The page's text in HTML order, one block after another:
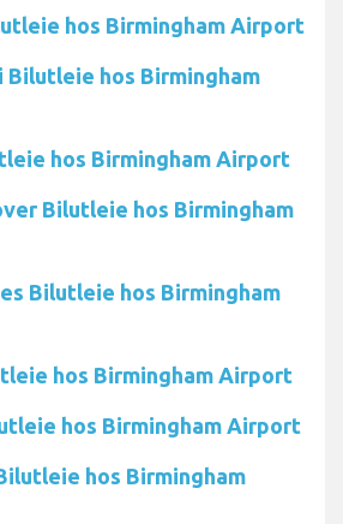
hos Birmingham Airport
Bilutleie hos Birmingham
hos Birmingham Airport
Bilutleie hos Birmingham
Bilutleie hos Birmingham
hos Birmingham Airport
hos Birmingham Airport
hos Birmingham